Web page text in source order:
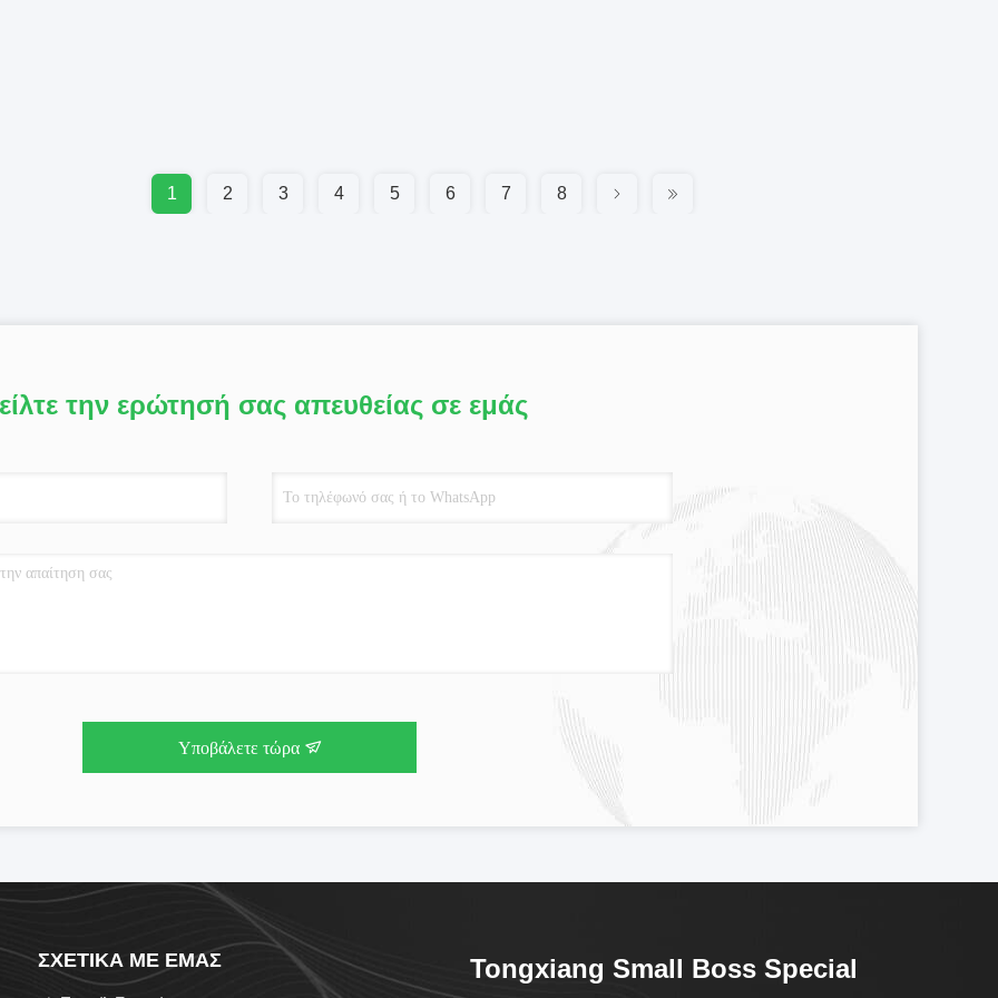
1 2 3 4 5 6 7 8
την ερώτησή σας απευθείας σε εμάς
Υποβάλετε τώρα
ΣΧΕΤΙΚΆ ΜΕ ΕΜΆΣ
Tongxiang Small Boss Special